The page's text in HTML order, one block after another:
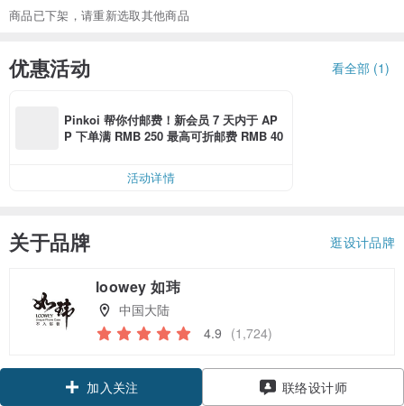
商品已下架，请重新选取其他商品
优惠活动 看全部 (1)
Pinkoi 帮你付邮费！新会员 7 天内于 AP
P 下单满 RMB 250 最高可折邮费 RMB 40
活动详情
关于品牌 逛设计品牌
loowey 如玮
中国大陆
4.9 (1,724)
加入关注 联络设计师